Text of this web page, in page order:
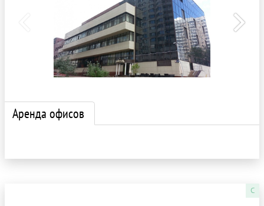
Аренда офисов
C